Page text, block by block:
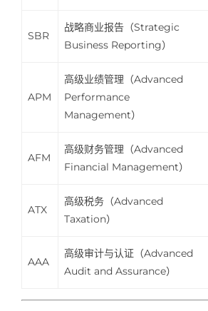
SBR
战略商业报告（Strategic
Business Reporting）
APM
高级业绩管理（Advanced
Performance
Management）
AFM
高级财务管理（Advanced
Financial Management）
ATX
高级税务（Advanced
Taxation）
AAA
高级审计与认证（Advanced
Audit and Assurance）